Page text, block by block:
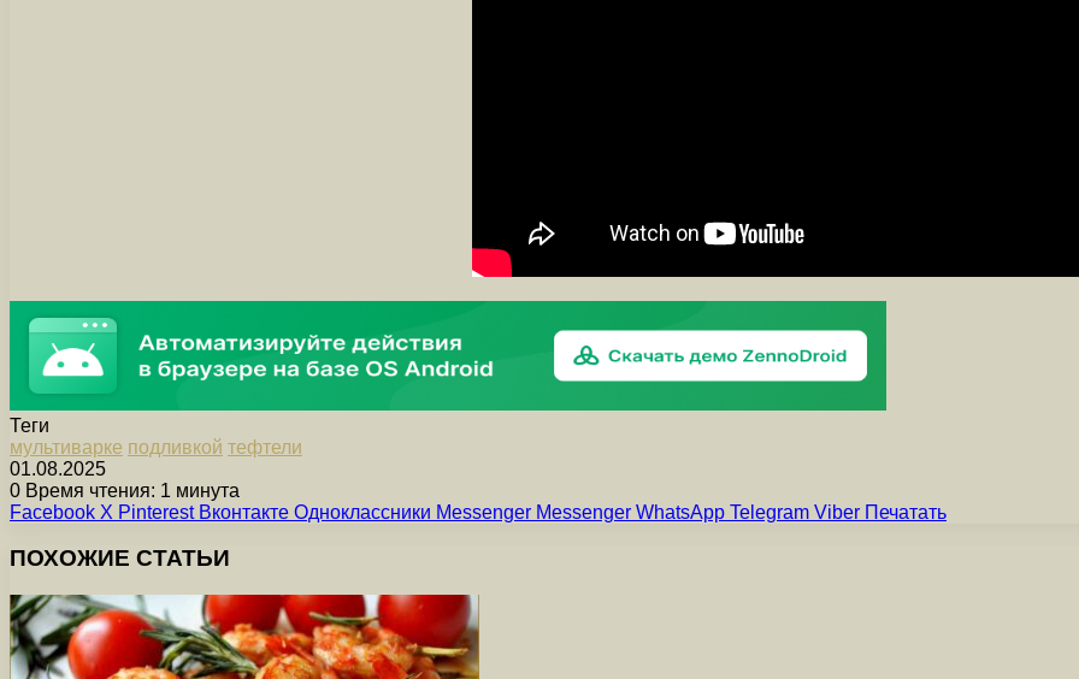
Теги
мультиварке подливкой тефтели
01.08.2025
0 Время чтения: 1 минута
Facebook X Pinterest Вконтакте Одноклассники Messenger Messenger WhatsApp Telegram Viber Печатать
ПОХОЖИЕ СТАТЬИ